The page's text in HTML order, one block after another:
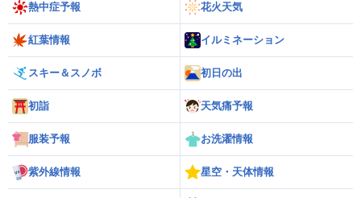
熱中症予報 花火天気
紅葉情報 イルミネーション
スキー＆スノボ 初日の出
初詣 天気痛予報
服装予報 お洗濯情報
紫外線情報 星空・天体情報